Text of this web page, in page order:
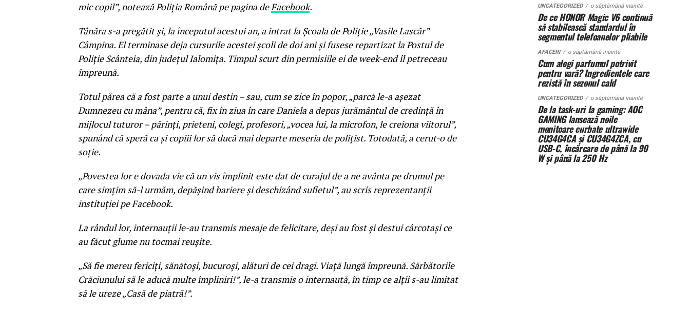
mic copil”, notează Poliţia Română pe pagina deFacebook.
Tânăra s-a pregătit și, la începutul acestui an, a intrat la Școala de Poliție „Vasile Lascăr”
Câmpina. El terminase deja cursurile acestei școli de doi ani și fusese repartizat la Postul de
Poliție Scânteia, din județul Ialomița. Timpul scurt din permisiile ei de week-end îl petreceau
împreună.
Totul părea că a fost parte a unui destin – sau, cum se zice în popor, „parcă le-a aşezat
Dumnezeu cu mâna”, pentru că, fix în ziua în care Daniela a depus jurământul de credinţă în
mijlocul tuturor – părinţi, prieteni, colegi, profesori, „vocea lui, la microfon, le creiona viitorul”,
spunând că speră ca şi copiii lor să ducă mai departe meseria de poliţist. Totodată, a cerut-o de
soţie.
„Povestea lor e dovada vie că un vis împlinit este dat de curajul de a ne avânta pe drumul pe
care simţim să-l urmăm, depășind bariere și deschizând sufletul”, au scris reprezentanţii
instituţiei pe Facebook.
La rândul lor, internauţii le-au transmis mesaje de felicitare, deşi au fost şi destui cârcotaşi ce
au făcut glume nu tocmai reuşite.
„Să fie mereu fericiţi, sănătoşi, bucuroşi, alături de cei dragi. Viaţă lungă împreună. Sărbătorile
Crăciunului să le aducă multe împliniri!”, le-a transmis o internaută, în timp ce alţii s-au limitat
să le ureze „Casă de piatră!”.
UNCATEGORIZED o săptămână inainte
De ce HONOR Magic V6 continuă
să stabilească standardul în
segmentul telefoanelor pliabile
AFACERI o săptămână inainte
Cum alegi parfumul potrivit
pentru vară? Ingredientele care
rezistă în sezonul cald
UNCATEGORIZED o săptămână inainte
De la task-uri la gaming: AOC
GAMING lansează noile
monitoare curbate ultrawide
CU34G4CA și CU34G4ZCA, cu
USB-C, încărcare de până la 90
W și până la 250 Hz